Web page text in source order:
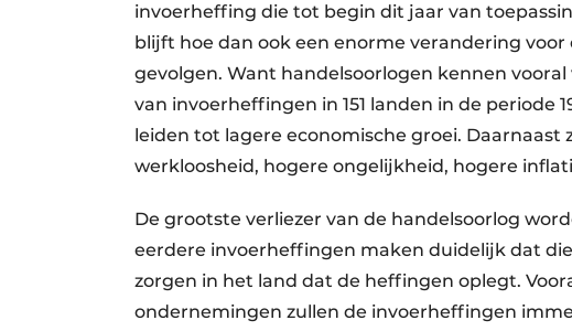
invoerheffing die tot begin dit jaar van
blijft hoe dan ook een enorme verandering
gevolgen. Want handelsoorlogen kennen
van invoerheffingen in 151 landen in de periode
leiden tot lagere economische groei.
werkloosheid, hogere ongelijkheid, hogere
De grootste verliezer van de handelsoorlog
eerdere invoerheffingen maken duidelijk dat
zorgen in het land dat de heffingen oplegt.
ondernemingen zullen de invoerheffingen